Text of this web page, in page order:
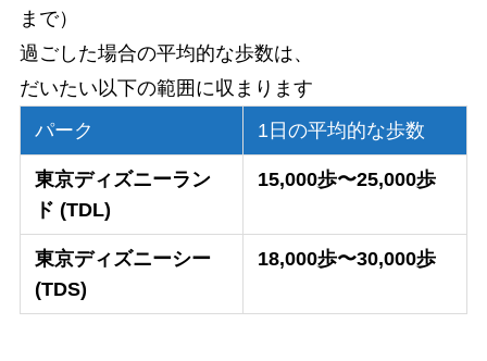
まで）
過ごした場合の平均的な歩数は、
だいたい以下の範囲に収まります
パーク
1日の平均的な歩数
東京ディズニーラン
ド (TDL)
15,000歩〜25,000歩
東京ディズニーシー
(TDS)
18,000歩〜30,000歩